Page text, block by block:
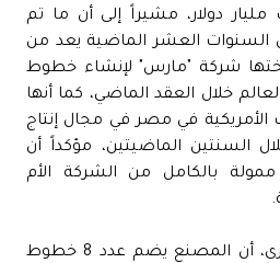
مليار دولار، مشيراً إلى أن ما تم
العشر الماضية يعد من
ضختها شركة "مارس" لإنشاء خطوط
خلال العقد الماضي، كما أنها
الأمريكية في مصر في مجال إنتاج
السنتين الماضيتين، مؤكداً أن
بالكامل من الشركة الأم
وأضاف الدكتور محمد فوزى، أن المصنع يضم عدد 8 خطوط